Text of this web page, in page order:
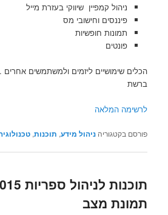
ניהול קמפיין שיווקי בעזרת מייל
פיננסים וחישובי מס
תמונות חופשיות
פונטים
הכלים שימושיים ליזמים ולמשתמשים
ברשת
לרשימה המלאה
פורסם בקטגוריה ניהול מידע, תוכנות,
תמונת מצב